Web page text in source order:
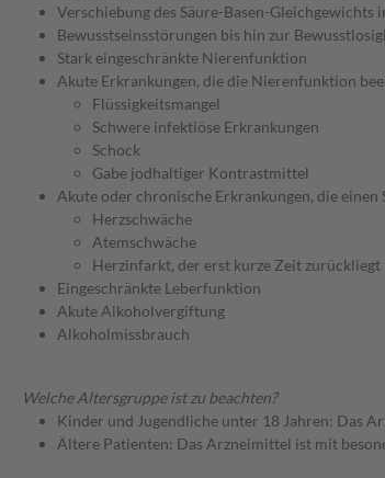
Verschiebung des Säure-Basen-Gleichgewichts
Bewusstseinsstörungen bis hin zur
Stark eingeschränkte Nierenfunktion
Akute Erkrankungen, die die Nierenfunktion
Flüssigkeitsmangel
Schwere infektiöse Erkrankungen
Schock
Gabe jodhaltiger Kontrastmittel
Akute oder chronische Erkrankungen, die
Herzschwäche
Atemschwäche
Herzinfarkt, der erst kurze Zeit zurückliegt
Eingeschränkte Leberfunktion
Akute Alkoholvergiftung
Alkoholmissbrauch
Welche Altersgruppe ist zu beachten?
Kinder und Jugendliche unter 18 Jahren: Das
Ältere Patienten: Das Arzneimittel ist mit